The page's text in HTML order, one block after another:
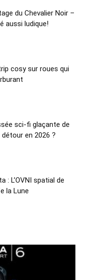
du Chevalier Noir –
aussi ludique!
cosy sur roues qui
sci-fi glaçante de
détour en 2026 ?
: L’OVNI spatial de
la Lune